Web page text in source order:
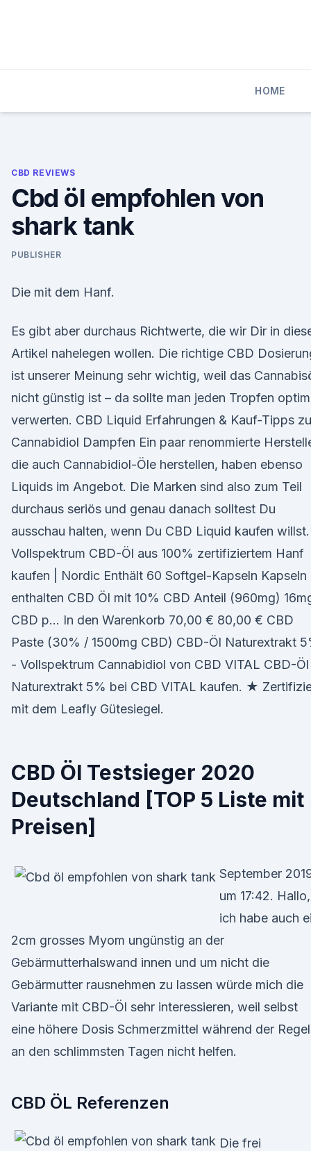
HOME
CBD REVIEWS
Cbd öl empfohlen von
shark tank
PUBLISHER
Die mit dem Hanf.
Es gibt aber durchaus Richtwerte, die wir Dir in
Artikel nahelegen wollen. Die richtige CBD
ist unserer Meinung sehr wichtig, weil das
nicht günstig ist – da sollte man jeden Tropfen
verwerten. CBD Liquid Erfahrungen & Kauf-Tipps
Cannabidiol Dampfen Ein paar renommierte
die auch Cannabidiol-Öle herstellen, haben ebenso
Liquids im Angebot. Die Marken sind also zum Teil
durchaus seriös und genau danach solltest Du
ausschau halten, wenn Du CBD Liquid kaufen willst.
Vollspektrum CBD-Öl aus 100% zertifiziertem Hanf
kaufen | Nordic Enthält 60 Softgel-Kapseln Kapseln
enthalten CBD Öl mit 10% CBD Anteil (960mg)
CBD p… In den Warenkorb 70,00 € 80,00 € CBD
Paste (30% / 1500mg CBD) CBD-Öl Naturextrakt
- Vollspektrum Cannabidiol von CBD VITAL CBD-Öl
Naturextrakt 5% bei CBD VITAL kaufen. ★
mit dem Leafly Gütesiegel.
CBD Öl Testsieger 2020
Deutschland [TOP 5 Liste mit
Preisen]
September
um 17:42. Hallo,
ich habe auch
2cm grosses Myom ungünstig an der
Gebärmutterhalswand innen und um nicht die
Gebärmutter rausnehmen zu lassen würde mich die
Variante mit CBD-Öl sehr interessieren, weil selbst
eine höhere Dosis Schmerzmittel während der Regel
an den schlimmsten Tagen nicht helfen.
CBD ÖL Referenzen
Die frei